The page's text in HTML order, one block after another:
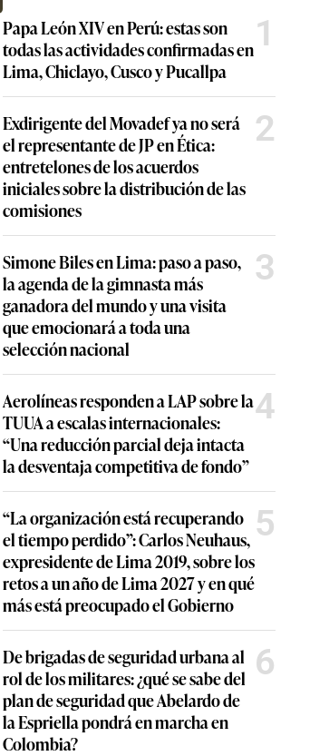
Papa León XIV en Perú: estas son
todas las actividades confirmadas en
Lima, Chiclayo, Cusco y Pucallpa
1
Exdirigente del Movadef ya no será
el representante de JP en Ética:
entretelones de los acuerdos
iniciales sobre la distribución de las
comisiones
2
Simone Biles en Lima: paso a paso,
la agenda de la gimnasta más
ganadora del mundo y una visita
que emocionará a toda una
selección nacional
3
Aerolíneas responden a LAP sobre la
TUUA a escalas internacionales:
“Una reducción parcial deja intacta
la desventaja competitiva de fondo”
4
“La organización está recuperando
el tiempo perdido”: Carlos Neuhaus,
expresidente de Lima 2019, sobre los
retos a un año de Lima 2027 y en qué
más está preocupado el Gobierno
5
De brigadas de seguridad urbana al
rol de los militares: ¿qué se sabe del
plan de seguridad que Abelardo de
la Espriella pondrá en marcha en
Colombia?
6